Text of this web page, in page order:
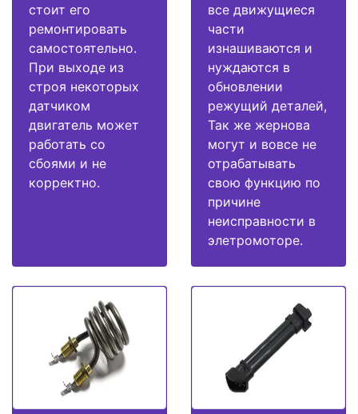
стоит его
ремонтировать
самостоятельно.
При выходе из
строя некоторых
датчиком
двигатель может
работать со
сбоями и не
корректно.
все движущиеся
части
изнашиваются и
нуждаются в
обновлении
режущий деталей,
Так же жернова
могут и вовсе не
отрабатывать
свою функцию по
причине
неисправности в
элетромоторе.